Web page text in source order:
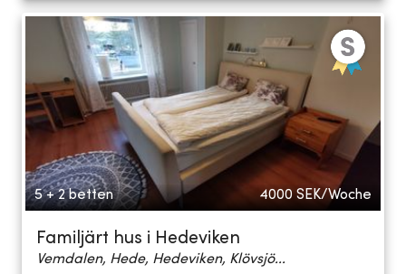
5 + 2 betten 4000 SEK/Woche
Familjärt hus i Hedeviken
Vemdalen, Hede, Hedeviken, Klövsjö...